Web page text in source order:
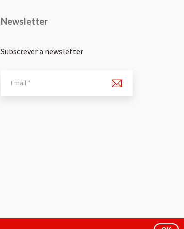
Newsletter
Subscrever a newsletter